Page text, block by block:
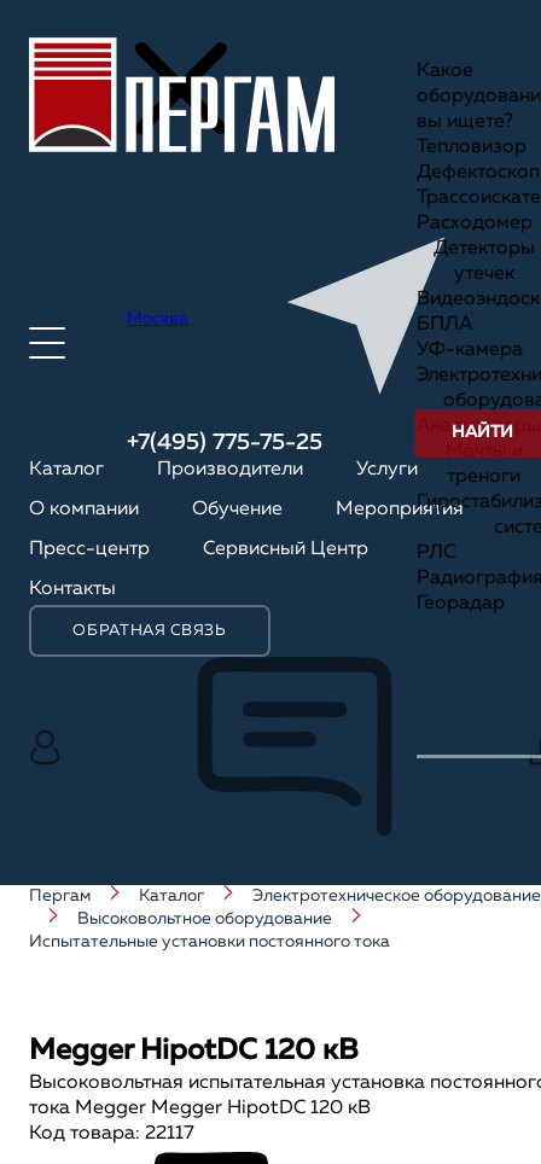
Москва
+7(495) 775-75-25
Каталог Производители Услуги
О компании Обучение Мероприятия
Пресс-центр Сервисный Центр
Контакты
ОБРАТНАЯ СВЯЗЬ
Какое
вы ищете?
Тепловизор
Дефектоскоп
Расходомер
Детекторы
утечек
БПЛА
УФ-камера
Анализаторы
треноги
РЛС
Георадар
НАЙТИ
Пергам Каталог
Электротехническое оборудование
Высоковольтное оборудование
Испытательные установки постоянного тока
Megger HipotDC 120 кВ
Высоковольтная испытательная установка
тока Megger Megger HipotDC 120 кВ
Код товара: 22117